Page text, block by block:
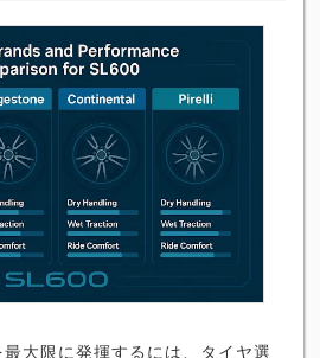
大限に発揮するには、タイヤ選